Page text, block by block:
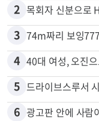
2 목회자 신분으로
3
4 40대 여성, 오진
5 드라이브스루서
6 광고판 안에 사